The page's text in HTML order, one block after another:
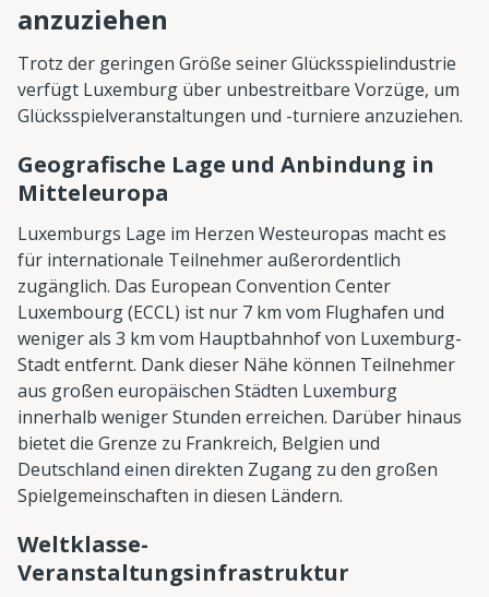
anzuziehen
Trotz der geringen Größe seiner Glücksspielindustrie
verfügt Luxemburg über unbestreitbare Vorzüge, um
Glücksspielveranstaltungen und -turniere anzuziehen.
Geografische Lage und Anbindung in
Mitteleuropa
Luxemburgs Lage im Herzen Westeuropas macht es
für internationale Teilnehmer außerordentlich
zugänglich. Das European Convention Center
Luxembourg (ECCL) ist nur 7 km vom Flughafen und
weniger als 3 km vom Hauptbahnhof von Luxemburg-
Stadt entfernt. Dank dieser Nähe können Teilnehmer
aus großen europäischen Städten Luxemburg
innerhalb weniger Stunden erreichen. Darüber hinaus
bietet die Grenze zu Frankreich, Belgien und
Deutschland einen direkten Zugang zu den großen
Spielgemeinschaften in diesen Ländern.
Weltklasse-
Veranstaltungsinfrastruktur